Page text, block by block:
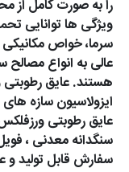
را به صورت کامل از
ویژگی ها توانایی
سرما، خواص
عالی به انواع
هستند. عایق
ایزولاسیون سازه
عایق رطوبتی
سنگدانه معدنی ،
سفارش قابل تولید